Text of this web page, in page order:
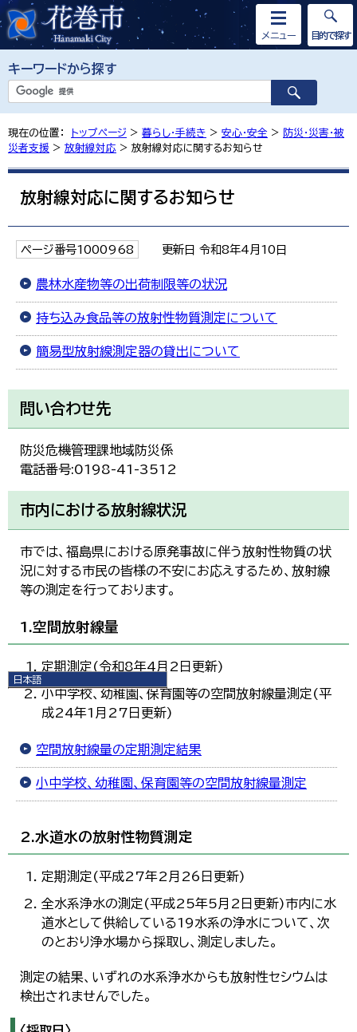
キーワードから探す
メニュー
日本語
日本語
English
繁體中文
目的で探す
現在の位置： トップページ > 暮らし・手続き > 安心・安全 > 防災・災害・被
災者支援 > 放射線対応 > 放射線対応に関するお知らせ
放射線対応に関するお知らせ
ページ番号1000968 更新日 令和8年4月10日
農林水産物等の出荷制限等の状況
持ち込み食品等の放射性物質測定について
簡易型放射線測定器の貸出について
問い合わせ先
防災危機管理課地域防災係
電話番号:0198-41-3512
市内における放射線状況
市では、福島県における原発事故に伴う放射性物質の状
況に対する市民の皆様の不安にお応えするため、放射線
等の測定を行っております。
1.空間放射線量
定期測定(令和8年4月2日更新)
小中学校、幼稚園、保育園等の空間放射線量測定(平
成24年1月27日更新)
空間放射線量の定期測定結果
小中学校、幼稚園、保育園等の空間放射線量測定
2.水道水の放射性物質測定
定期測定(平成27年2月26日更新)
全水系浄水の測定(平成25年5月2日更新)市内に水
道水として供給している19水系の浄水について、次
のとおり浄水場から採取し、測定しました。
測定の結果、いずれの水系浄水からも放射性セシウムは
検出されませんでした。